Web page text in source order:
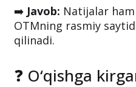
➡️ Javob: Natijalar
OTMning rasmiy
qilinadi.
❓ O‘qishga